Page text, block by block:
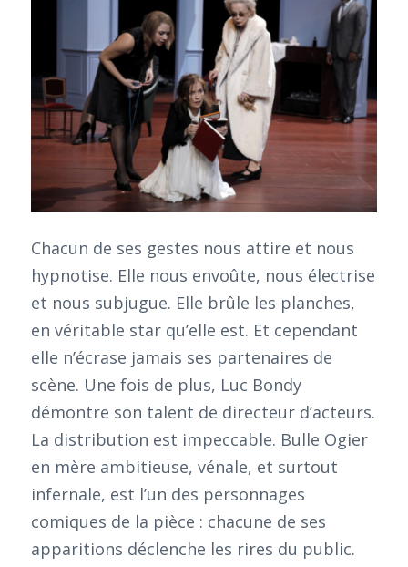
Chacun de ses gestes nous attire et nous
hypnotise. Elle nous envoûte, nous électrise
et nous subjugue. Elle brûle les planches,
en véritable star qu’elle est. Et cependant
elle n’écrase jamais ses partenaires de
scène. Une fois de plus, Luc Bondy
démontre son talent de directeur d’acteurs.
La distribution est impeccable. Bulle Ogier
en mère ambitieuse, vénale, et surtout
infernale, est l’un des personnages
comiques de la pièce : chacune de ses
apparitions déclenche les rires du public.